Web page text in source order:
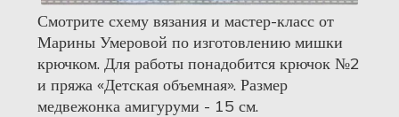
Смотрите схему вязания и мастер-класс от
Марины Умеровой по изготовлению мишки
крючком. Для работы понадобится крючок №2
и пряжа «Детская объемная». Размер
медвежонка амигуруми - 15 см.